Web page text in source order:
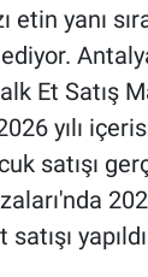
etin yanı
Et Satış
yılı
satışı